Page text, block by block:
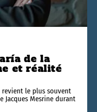
de la
et réalité
le plus souvent
Jacques Mesrine durant